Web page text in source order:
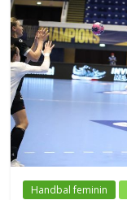
Handbal feminin